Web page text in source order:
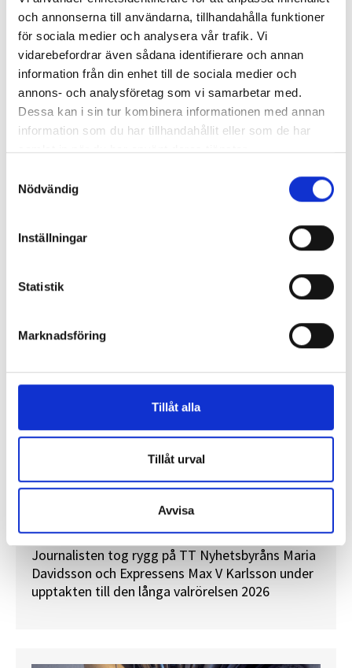
och annonserna till användarna, tillhandahålla funktioner
för sociala medier och analysera vår trafik. Vi
vidarebefordrar även sådana identifierare och annan
information från din enhet till de sociala medier och
annons- och analysföretag som vi samarbetar med.
Dessa kan i sin tur kombinera informationen med annan
information som du har tillhandahållit eller som de har
samlat in när du har använt deras tjänster.
Nödvändig
Inställningar
Statistik
Marknadsföring
Tillåt alla
Tillåt urval
Avvisa
Enorma skillnader mellan
chefredaktörerna
REPORTAGE
maraton”
En välfylld telefonbok och foträta skor – två
centrala arbetsredskap för politikreportrar.
Journalisten tog rygg på TT Nyhetsbyråns Maria
Davidsson och Expressens Max V Karlsson under
upptakten till den långa valrörelsen 2026